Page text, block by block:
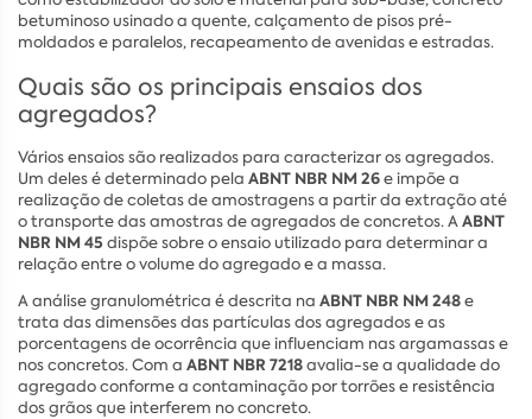
betuminoso usinado a quente, calçamento de pisos pré-
moldados e paralelos, recapeamento de avenidas e estradas.
Quais são os principais ensaios dos
agregados?
Vários ensaios são realizados para caracterizar os agregados.
Um deles é determinado pela ABNT NBR NM26e impõe a
realização de coletas de amostragens a partir da extração até
o transporte das amostras de agregados de concretos. AABNT
NBR NM 45 dispõe sobre o ensaio utilizado para determinar a
relação entre o volume do agregado e a massa.
A análise granulométrica é descrita na ABNT NBR NM 248e
trata das dimensões das partículas dos agregados e as
porcentagens de ocorrência que influenciam nas argamassas e
nos concretos. Com a ABNT NBR 7218avalia-se a qualidade do
agregado conforme a contaminação por torrões e resistência
dos grãos que interferem no concreto.